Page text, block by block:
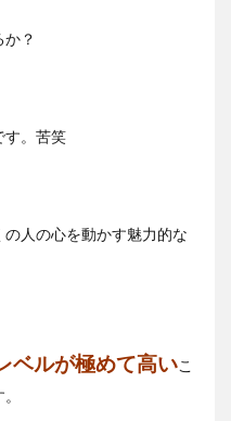
？
す。苦笑
人の心を動かす魅力的な
ベルが極めて高いこ